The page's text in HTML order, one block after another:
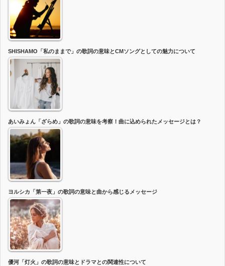
SHISHAMO「私のままで」の歌詞の意味とCMソングとしての魅力について
あいみょん「ざらめ」の歌詞の意味を考察！曲に込められたメッセージとは？
ヨルシカ「第一夜」の歌詞の意味と曲から感じるメッセージ
優河「灯火」の歌詞の意味とドラマとの関連性について